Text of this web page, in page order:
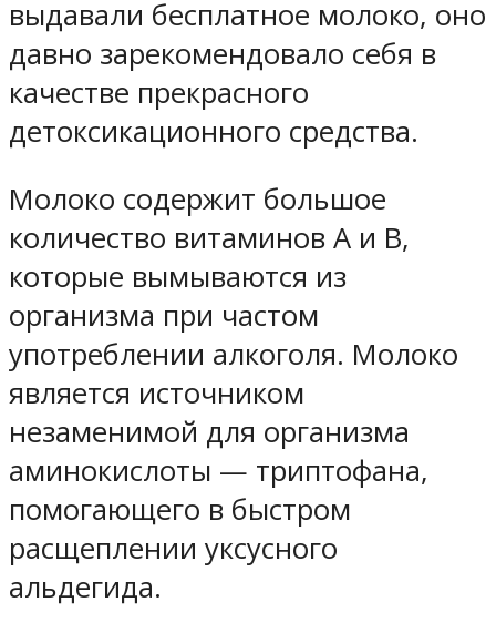
выдавали бесплатное молоко, оно
давно зарекомендовало себя в
качестве прекрасного
детоксикационного средства.
Молоко содержит большое
количество витаминов А и В,
которые вымываются из
организма при частом
употреблении алкоголя. Молоко
является источником
незаменимой для организма
аминокислоты — триптофана,
помогающего в быстром
расщеплении уксусного
альдегида.